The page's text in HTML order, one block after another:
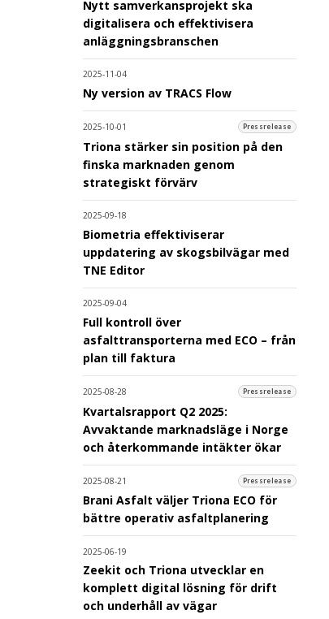
Nytt samverkansprojekt ska
digitalisera och effektivisera
anläggningsbranschen
2025-11-04
Ny version av TRACS Flow
2025-10-01 Pressrelease
Triona stärker sin position på den
finska marknaden genom
strategiskt förvärv
2025-09-18
Biometria effektiviserar
uppdatering av skogsbilvägar med
TNE Editor
2025-09-04
Full kontroll över
asfalttransporterna med ECO – från
plan till faktura
2025-08-28 Pressrelease
Kvartalsrapport Q2 2025:
Avvaktande marknadsläge i Norge
och återkommande intäkter ökar
2025-08-21 Pressrelease
Brani Asfalt väljer Triona ECO för
bättre operativ asfaltplanering
2025-06-19
Zeekit och Triona utvecklar en
komplett digital lösning för drift
och underhåll av vägar